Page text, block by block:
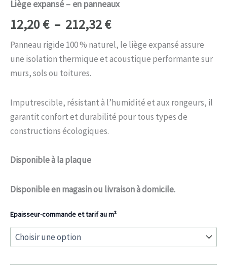
Liège expansé – en panneaux
12,20€ – 212,32€
Panneau rigide 100 % naturel, le liège expansé assure
une isolation thermique et acoustique performante sur
murs, sols ou toitures.
Imputrescible, résistant à l’humidité et aux rongeurs, il
garantit confort et durabilité pour tous types de
constructions écologiques.
Disponible à la plaque
Disponible en magasin ou livraison à domicile.
Epaisseur-commande et tarif au m²